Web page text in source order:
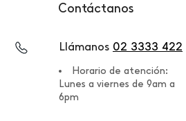
Contáctanos
Llámanos 02 3333 422
Horario de atención:
Lunes a viernes de 9am a
6pm